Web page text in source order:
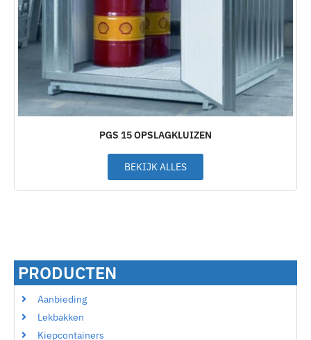
PGS 15 OPSLAGKLUIZEN
BEKIJK ALLES
PRODUCTEN
Aanbieding
Lekbakken
Kiepcontainers